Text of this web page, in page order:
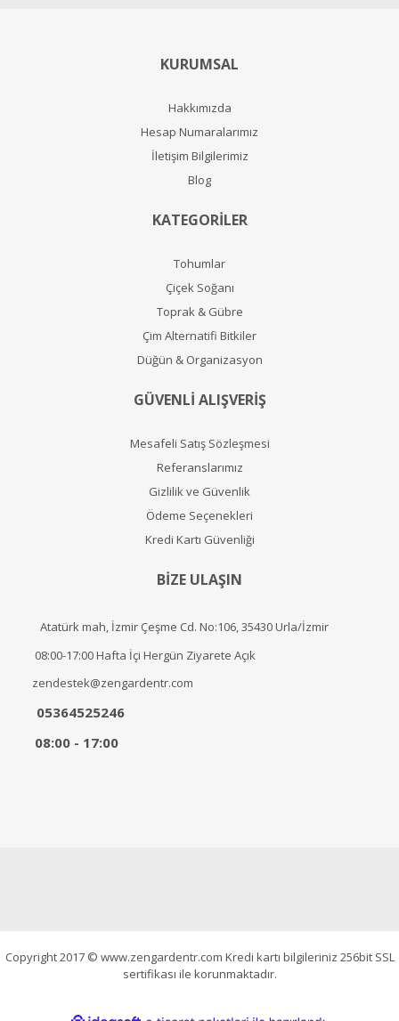
KURUMSAL
Hakkımızda
Hesap Numaralarımız
İletişim Bilgilerimiz
Blog
KATEGORİLER
Tohumlar
Çiçek Soğanı
Toprak & Gübre
Çim Alternatifi Bitkiler
Düğün & Organizasyon
GÜVENLİ ALIŞVERİŞ
Mesafeli Satış Sözleşmesi
Referanslarımız
Gizlilik ve Güvenlik
Ödeme Seçenekleri
Kredi Kartı Güvenliği
BİZE ULAŞIN
Atatürk mah, İzmir Çeşme Cd. No:106, 35430 Urla/İzmir
08:00-17:00 Hafta İçi Hergün Ziyarete Açık
zendestek@zengardentr.com
05364525246
08:00 - 17:00
Copyright 2017 © www.zengardentr.com Kredi kartı bilgileriniz 256bit SSL
sertifikası ile korunmaktadır.